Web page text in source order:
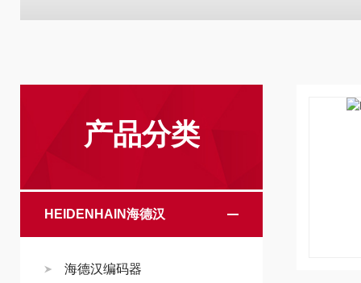
产品分类
HEIDENHAIN海德汉
海德汉编码器